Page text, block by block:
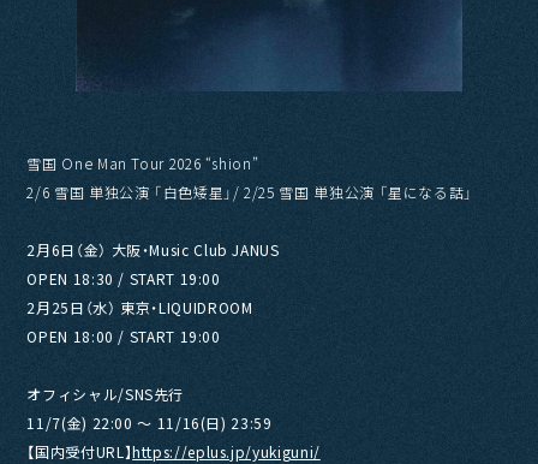
雪国 One Man Tour 2026 “shion”
2/6 雪国 単独公演 「白色矮星」/ 2/25 雪国 単独公演 「星になる話」
2月6日（金） 大阪・Music Club JANUS
OPEN 18:30 / START 19:00
2月25日（水） 東京・LIQUIDROOM
OPEN 18:00 / START 19:00
オフィシャル/SNS先行
11/7(金) 22:00 ～ 11/16(日) 23:59
【国内受付URL】https://eplus.jp/yukiguni/